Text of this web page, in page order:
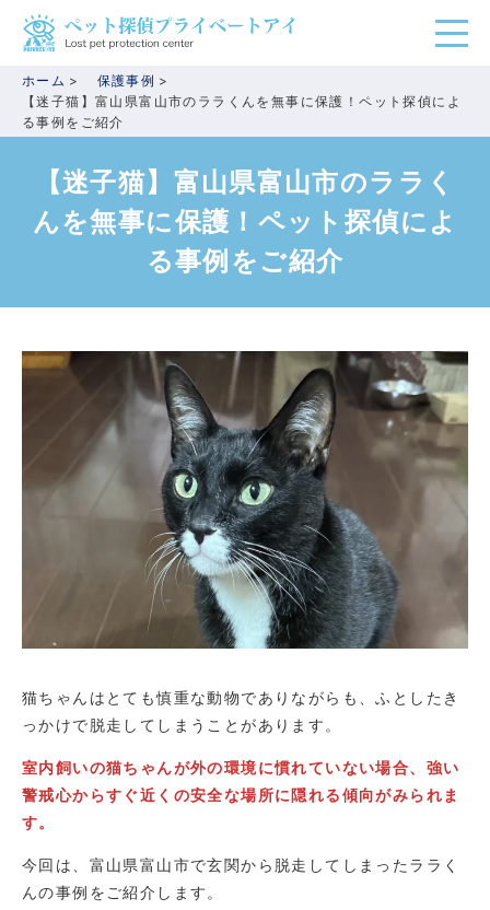
ホーム
保護事例
【迷子猫】富山県富山市のララくんを無事に保護！ペット探偵によ
る事例をご紹介
【迷子猫】富山県富山市のララく
んを無事に保護！ペット探偵によ
る事例をご紹介
猫ちゃんはとても慎重な動物でありながらも、ふとしたき
っかけで脱走してしまうことがあります。
室内飼いの猫ちゃんが外の環境に慣れていない場合、強い
警戒心からすぐ近くの安全な場所に隠れる傾向がみられま
す。
今回は、富山県富山市で玄関から脱走してしまったララく
んの事例をご紹介します。